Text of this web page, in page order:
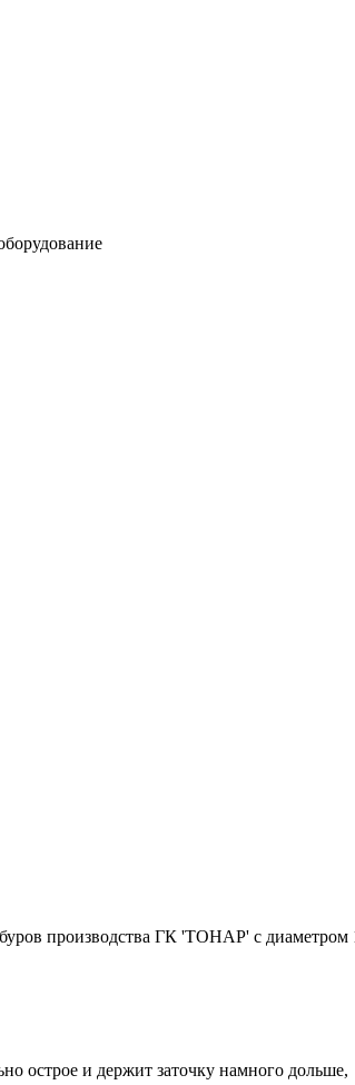
производства ГК 'ТОНАР' с
острое и держит заточку намного дольше,